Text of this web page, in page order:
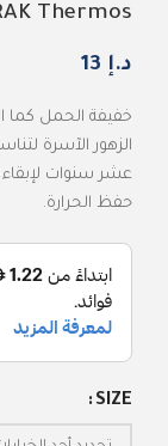
Thermos
د.إ
خفيفة الحمل كما
الزهور الآسرة
عشر سنوات
حفظ الحرارة.
SIZE